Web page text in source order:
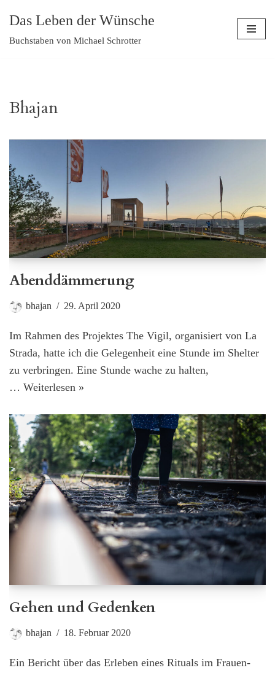
Zum
Das Leben der Wünsche
Buchstaben von Michael Schrotter
Bhajan
Abenddämmerung
bhajan 29. April 2020
Im Rahmen des Projektes The Vigil, organisiert von La
Strada, hatte ich die Gelegenheit eine Stunde im Shelter
zu verbringen. Eine Stunde wache zu halten,
… Weiterlesen »
Gehen und Gedenken
bhajan 18. Februar 2020
Ein Bericht über das Erleben eines Rituals im Frauen-